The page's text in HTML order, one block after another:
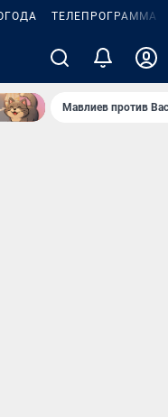
ТЕЛЕПРОГРАММА
Мавлиев против